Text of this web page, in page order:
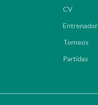
CV
Entrenador
Torneos
Partidas